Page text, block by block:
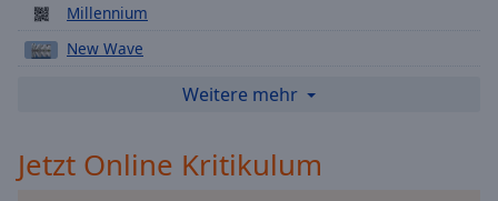
Descriptions
Subtitles
Millennium
New Wave
P42/The Whale And The Frog
Disco Circus Musicus in Märschendorf (Lohne)
Weitere mehr
Jetzt Online Kritikulum